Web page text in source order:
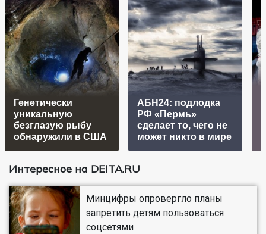
Генетически
уникальную
безглазую рыбу
обнаружили в США
АБН24: подлодка
РФ «Пермь»
сделает то, чего не
может никто в мире
Интересное на DEITA.RU
Минцифры опровергло планы
запретить детям пользоваться
соцсетями